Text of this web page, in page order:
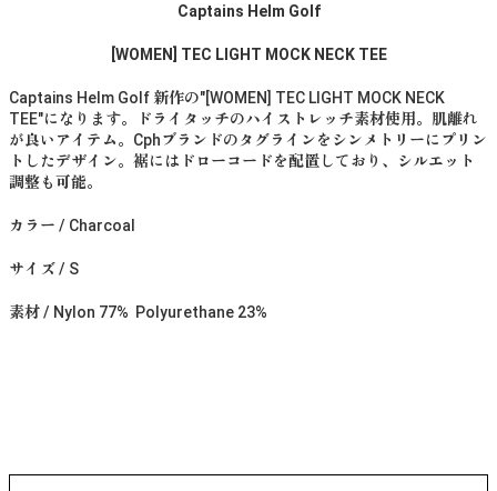
Captains Helm Golf
[WOMEN] TEC LIGHT MOCK NECK TEE
Captains Helm Golf 新作の"[WOMEN] TEC LIGHT MOCK NECK
TEE"になります。ドライタッチのハイストレッチ素材使用。肌離れ
が良いアイテム。Cphブランドのタグラインをシンメトリーにプリン
トしたデザイン。裾にはドローコードを配置しており、シルエット
調整も可能。
カラー / Charcoal
サイズ / S
素材 / Nylon 77% Polyurethane 23%